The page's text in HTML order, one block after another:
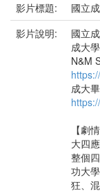
影片標題:
國立
影片說明:
國立
成大
N&M
成大
【劇
大四
整個
功大
狂、